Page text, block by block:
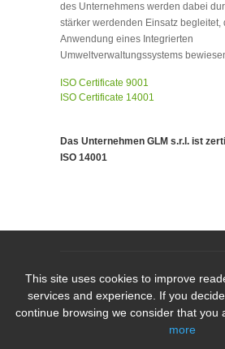
des Unternehmens werden dabei
stärker werdenden Einsatz begleitet,
Anwendung eines Integrierten
Umweltverwaltungssystems
ISO Certificate 9001
ISO Certificate 14001
Das Unternehmen GLM s.r.l. ist
ISO 14001
© Copyright 2012 GLM s.r.l. - Tutti i
Handmade by Edera.
This site uses cookies to improve
services and experience. If you
continue browsing we consider that you
more